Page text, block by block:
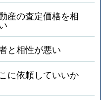
産の査定価格を相
と相性が悪い
に依頼していいか